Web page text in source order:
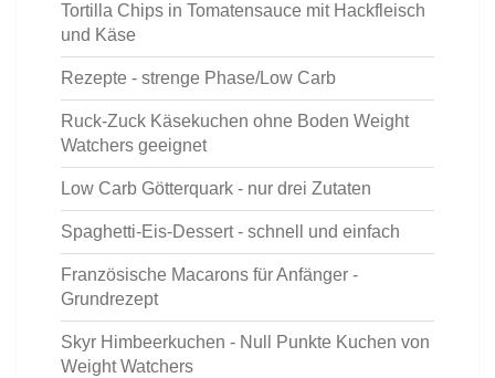
Tortilla Chips in Tomatensauce mit Hackfleisch
und Käse
Rezepte - strenge Phase/Low Carb
Ruck-Zuck Käsekuchen ohne Boden Weight
Watchers geeignet
Low Carb Götterquark - nur drei Zutaten
Spaghetti-Eis-Dessert - schnell und einfach
Französische Macarons für Anfänger -
Grundrezept
Skyr Himbeerkuchen - Null Punkte Kuchen von
Weight Watchers